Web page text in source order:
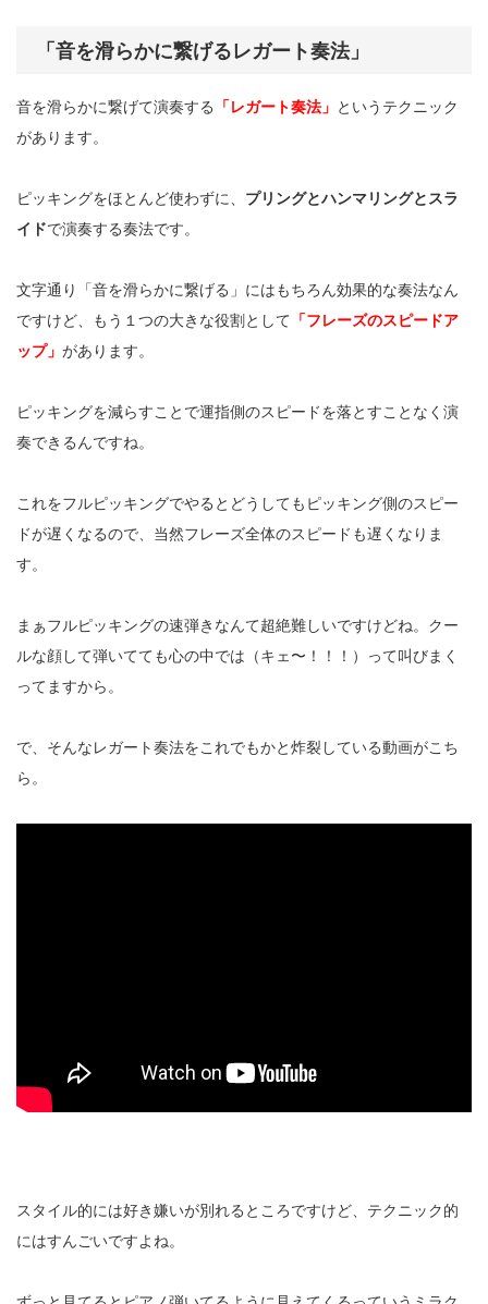
「音を滑らかに繋げるレガート奏法」
音を滑らかに繋げて演奏する 「レガート奏法」 というテクニック
があります。
ピッキングをほとんど使わずに、 プリングとハンマリングとスラ
イドで演奏する奏法です。
文字通り「音を滑らかに繋げる」にはもちろん効果的な奏法なん
ですけど、もう１つの大きな役割として 「フレーズのスピードア
ップ」 があります。
ピッキングを減らすことで運指側のスピードを落とすことなく演
奏できるんですね。
これをフルピッキングでやるとどうしてもピッキング側のスピー
ドが遅くなるので、当然フレーズ全体のスピードも遅くなりま
す。
まぁフルピッキングの速弾きなんて超絶難しいですけどね。クー
ルな顔して弾いてても心の中では（キェ〜！！！）って叫びまく
ってますから。
で、そんなレガート奏法をこれでもかと炸裂している動画がこち
ら。
スタイル的には好き嫌いが別れるところですけど、テクニック的
にはすんごいですよね。